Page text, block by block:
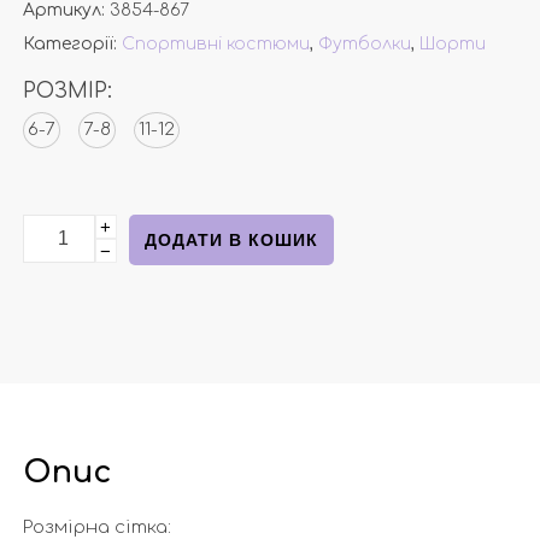
Артикул: 3854-867
Категорії: Спортивні костюми, Футболки, Шорти
РОЗМІР:
6-7 7-8 11-12
Комплект футболка + шортики червоний
+
−
ДОДАТИ В КОШИК
Опис
Розмірна сітка: